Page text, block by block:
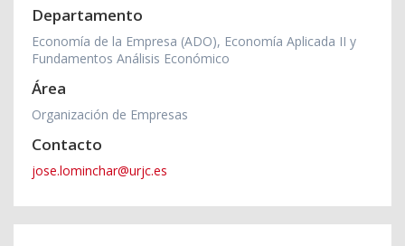
Departamento
Economía de la Empresa (ADO), Economía Aplicada II y
Fundamentos Análisis Económico
Área
Organización de Empresas
Contacto
jose.lominchar@urjc.es